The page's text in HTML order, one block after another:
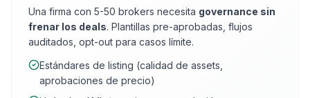
Una firma con 5-50 brokers necesita governance sin
frenar los deals. Plantillas pre-aprobadas, flujos
auditados, opt-out para casos límite.
Estándares de listing (calidad de assets,
aprobaciones de precio)